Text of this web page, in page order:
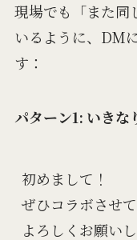
現場でも「また
いるように、DM
す：
パターン1: いきな
初めまして！
ぜひコラボさせ